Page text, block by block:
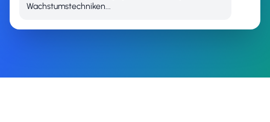
Wachstumstechniken...